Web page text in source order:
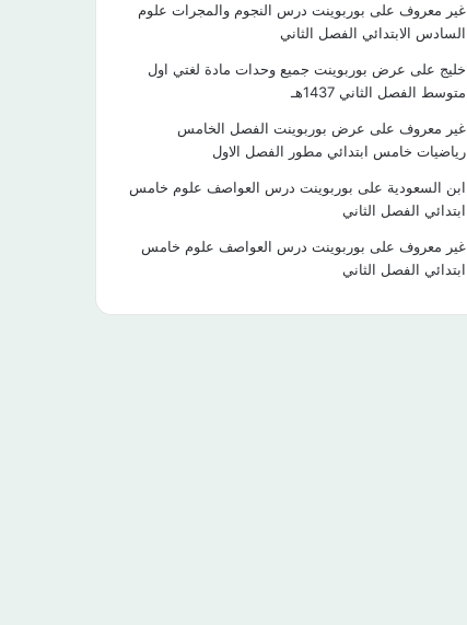
غير معروف على بوربوينت درس النجوم والمجرات علوم
السادس الابتدائي الفصل الثاني
خليج على عرض بوربوينت جميع وحدات مادة لغتي اول
متوسط الفصل الثاني 1437هـ
غير معروف على عرض بوربوينت الفصل الخامس
رياضيات خامس ابتدائي مطور الفصل الاول
ابن السعودية على بوربوينت درس العواصف علوم خامس
ابتدائي الفصل الثاني
غير معروف على بوربوينت درس العواصف علوم خامس
ابتدائي الفصل الثاني